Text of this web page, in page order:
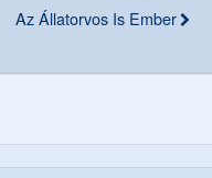
Az Állatorvos Is Ember